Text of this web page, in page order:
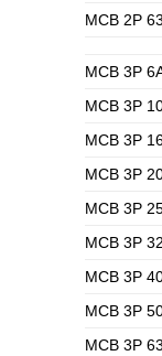
MCB 2P
MCB 3P
MCB 3P
MCB 3P
MCB 3P
MCB 3P
MCB 3P
MCB 3P
MCB 3P
MCB 3P